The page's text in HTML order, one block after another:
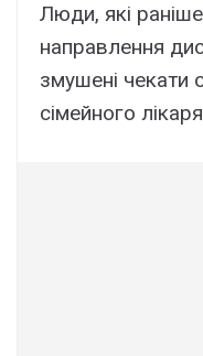
Люди, які
направлення
змушені чекати
сімейного